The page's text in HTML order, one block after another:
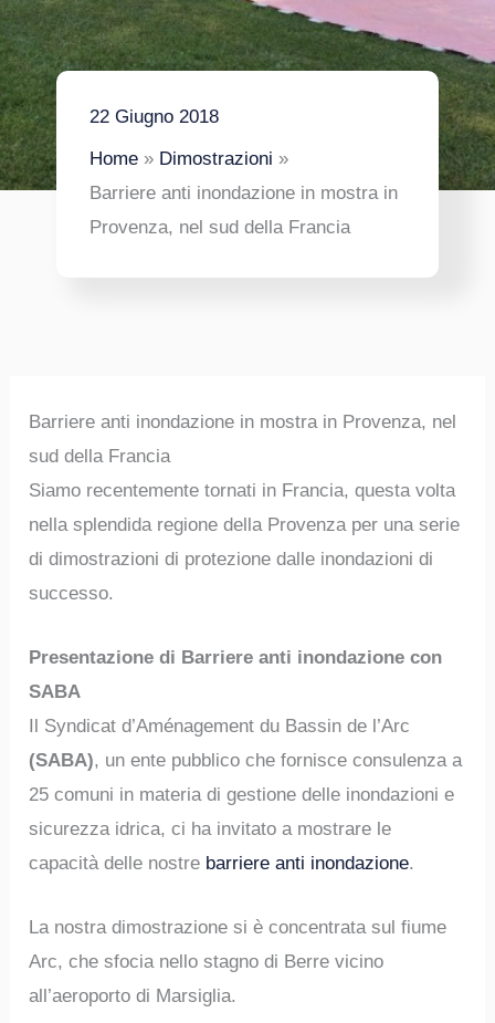
22 Giugno 2018
Home
Dimostrazioni
Barriere anti inondazione in mostra in
Provenza, nel sud della Francia
Barriere anti inondazione in mostra in Provenza, nel
sud della Francia
Siamo recentemente tornati in Francia, questa volta
nella splendida regione della Provenza per una serie
di dimostrazioni di protezione dalle inondazioni di
successo.
Presentazione di Barriere anti inondazione con
SABA
Il Syndicat d’Aménagement du Bassin de l’Arc
(SABA), un ente pubblico che fornisce consulenza a
25 comuni in materia di gestione delle inondazioni e
sicurezza idrica, ci ha invitato a mostrare le
capacità delle nostre barriere anti inondazione.
La nostra dimostrazione si è concentrata sul fiume
Arc, che sfocia nello stagno di Berre vicino
all’aeroporto di Marsiglia.